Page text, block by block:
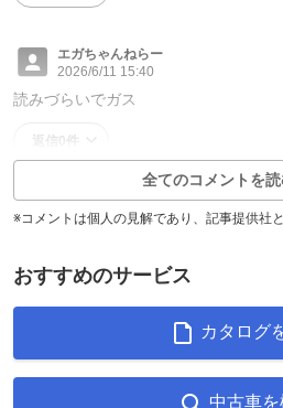
エガちゃんねらー
2026/6/11 15:40
読みづらいでガス
返信0件
全てのコメントを読
※コメントは個人の見解であり、記事提供社
おすすめのサービス
カタログ
中古車を